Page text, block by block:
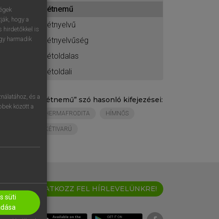
kétnemű
kétnyelvű
kétnyelvűség
kétoldalas
kétoldali
„ kétnemű” szó hasonló kifejezései:
HERMAFRODITA HÍMNŐS
KÉTIVARÚ
IRATKOZZ FEL HÍRLEVELÜNKRE!
hogy a
hirdetőkkel is
harmadik
és a
között a
süti